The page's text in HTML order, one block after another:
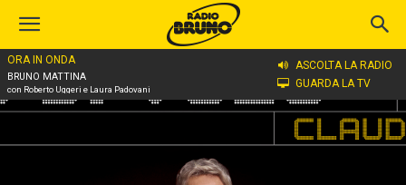
ORA IN ONDA
BRUNO MATTINA
con Roberto Uggeri e Laura Padovani
ASCOLTA LA RADIO
GUARDA LA TV
Home